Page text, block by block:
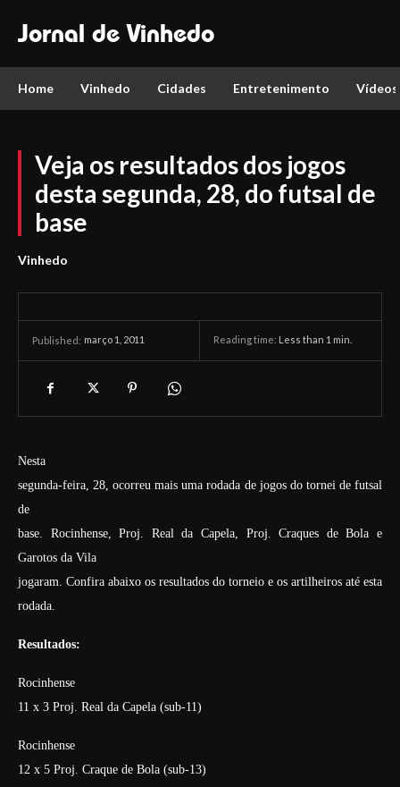
Jornal de Vinhedo
Home Vinhedo Cidades Entretenimento Vídeos
Veja os resultados dos jogos
desta segunda, 28, do futsal de
base
Vinhedo
Published: março 1, 2011 Reading time: Less than 1 min.
Nesta
segunda-feira, 28, ocorreu mais uma rodada de jogos do tornei de futsal
de
base. Rocinhense, Proj. Real da Capela, Proj. Craques de Bola e
Garotos da Vila
jogaram. Confira abaixo os resultados do torneio e os artilheiros até esta
rodada.
Resultados:
Rocinhense
11 x 3 Proj. Real da Capela (sub-11)
Rocinhense
12 x 5 Proj. Craque de Bola (sub-13)